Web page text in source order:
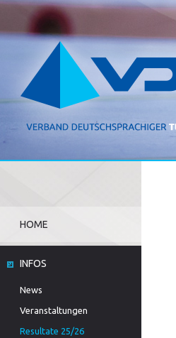
HOME
INFOS
News
Veranstaltungen
Resultate 25/26